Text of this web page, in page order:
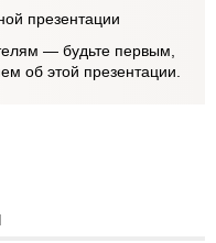
презентации
— будьте первым,
об этой презентации.